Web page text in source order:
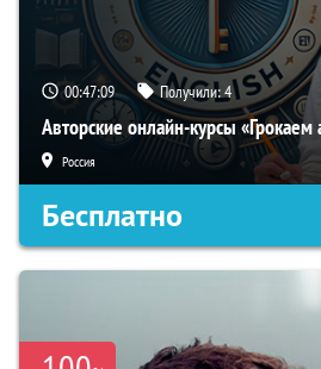
00:47:08 Получили:4
Авторские онлайн-курсы «Грокаем
Россия
Бесплатно